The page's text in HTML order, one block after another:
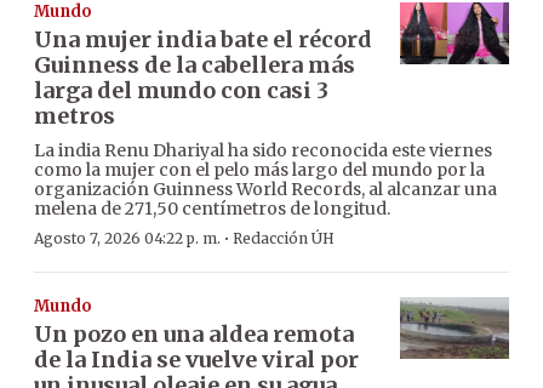
Mundo
Una mujer india bate el récord
Guinness de la cabellera más
larga del mundo con casi 3
metros
La india Renu Dhariyal ha sido reconocida este viernes
como la mujer con el pelo más largo del mundo por la
organización Guinness World Records, al alcanzar una
melena de 271,50 centímetros de longitud.
Agosto 7, 2026 04:22 p. m. · Redacción ÚH
Mundo
Un pozo en una aldea remota
de la India se vuelve viral por